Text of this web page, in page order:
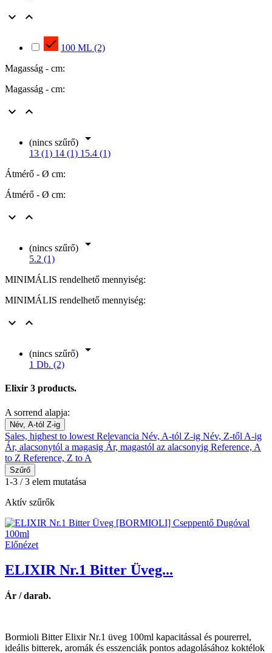


 100 ML (2)
Magasság - cm:
Magasság - cm:
 
(nincs szűrő) 
13 (1) 14 (1) 15.4 (1)
Átmérő - Ø cm:
Átmérő - Ø cm:
 
(nincs szűrő) 
5.2 (1)
MINIMÁLIS rendelhető mennyiség:
MINIMÁLIS rendelhető mennyiség:
 
(nincs szűrő) 
1 Db. (2)
Elixir 3 products.
A sorrend alapja:
Név, A-tól Z-ig
Sales, highest to lowest Relevancia Név, A-tól Z-ig Név, Z-től A-ig
Ár, alacsonytól a magasig Ár, magastól az alacsonyig Reference, A
to Z Reference, Z to A
Szűrő
1-3 / 3 elem mutatása
Aktív szűrők
Előnézet
ELIXIR Nr.1 Bitter Üveg...
Ár / darab.
Bormioli Bitter Elixir Nr.1 üveg 100ml kapacitással és pourerrel,
ideális bitterek, aromák és esszenciák pontos adagolásához koktélok